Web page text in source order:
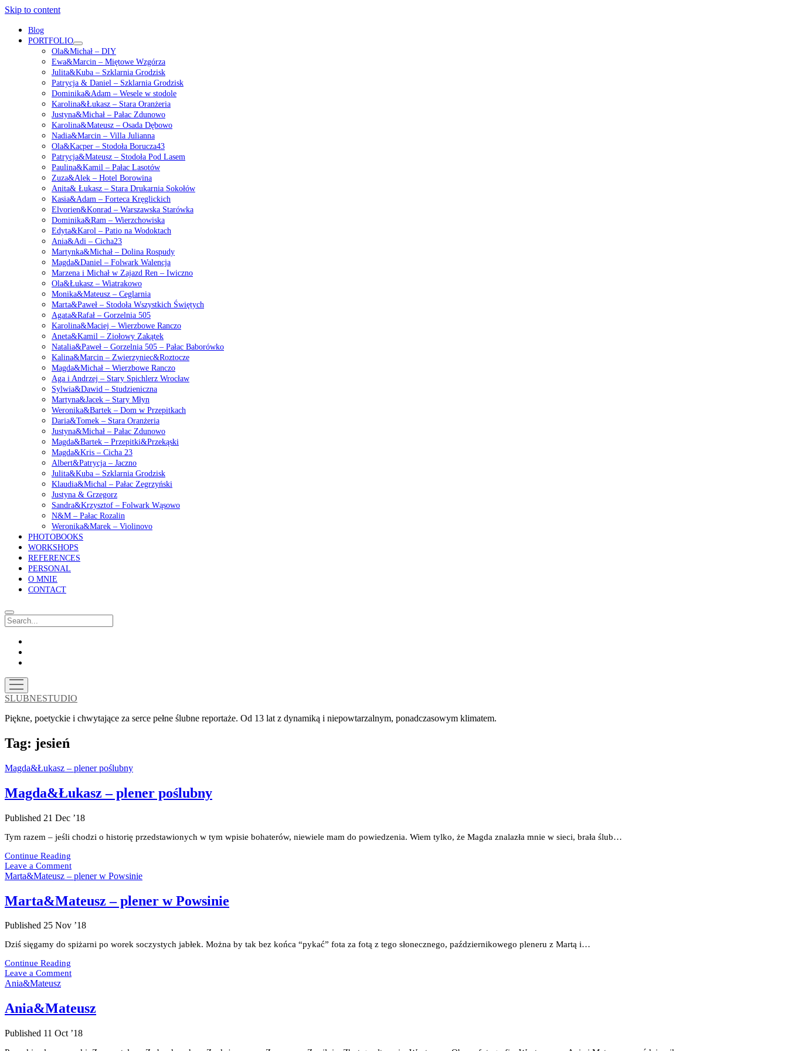
Skip to content
Blog
PORTFOLIO
open
menu
Ola&Michał – DIY
Ewa&Marcin – Miętowe Wzgórza
Julita&Kuba – Szklarnia Grodzisk
Patrycja & Daniel – Szklarnia Grodzisk
Dominika&Adam – Wesele w stodole
Karolina&Łukasz – Stara Oranżeria
Justyna&Michał – Pałac Zdunowo
Karolina&Mateusz – Osada Dębowo
Nadia&Marcin – Villa Julianna
Ola&Kacper – Stodoła Borucza43
Patrycja&Mateusz – Stodoła Pod Lasem
Paulina&Kamil – Pałac Lasotów
Zuza&Alek – Hotel Borowina
Anita& Łukasz – Stara Drukarnia Sokołów
Kasia&Adam – Forteca Kręglickich
Elvorien&Konrad – Warszawska Starówka
Dominika&Ram – Wierzchowiska
Edyta&Karol – Patio na Wodoktach
Ania&Adi – Cicha23
Martynka&Michał – Dolina Rospudy
Magda&Daniel – Folwark Walencja
Marzena i Michał w Zajazd Ren – Iwiczno
Ola&Łukasz – Wiatrakowo
Monika&Mateusz – Ceglarnia
Marta&Paweł – Stodoła Wszystkich Świętych
Agata&Rafał – Gorzelnia 505
Karolina&Maciej – Wierzbowe Ranczo
Aneta&Kamil – Ziołowy Zakątek
Natalia&Paweł – Gorzelnia 505 – Pałac Baborówko
Kalina&Marcin – Zwierzyniec&Roztocze
Magda&Michał – Wierzbowe Ranczo
Aga i Andrzej – Stary Spichlerz Wrocław
Sylwia&Dawid – Studzieniczna
Martyna&Jacek – Stary Młyn
Weronika&Bartek – Dom w Przepitkach
Daria&Tomek – Stara Oranżeria
Justyna&Michał – Pałac Zdunowo
Magda&Bartek – Przepitki&Przekąski
Magda&Kris – Cicha 23
Albert&Patrycja – Jaczno
Julita&Kuba – Szklarnia Grodzisk
Klaudia&Michal – Pałac Zegrzyński
Justyna & Grzegorz
Sandra&Krzysztof – Folwark Wąsowo
N&M – Pałac Rozalin
Weronika&Marek – Violinovo
PHOTOBOOKS
WORKSHOPS
REFERENCES
PERSONAL
O MNIE
CONTACT
Search
open
menu
SLUBNESTUDIO
Piękne, poetyckie i chwytające za serce pełne ślubne reportaże. Od 13 lat z dynamiką i niepowtarzalnym, ponadczasowym klimatem.
Tag: jesień
Magda&Łukasz – plener poślubny
Magda&Łukasz – plener poślubny
Published 21 Dec ’18
Tym razem – jeśli chodzi o historię przedstawionych w tym wpisie bohaterów, niewiele mam do powiedzenia. Wiem tylko, że Magda znalazła mnie w sieci, brała ślub…
Continue Reading
–
plener
Leave a Comment
Marta&Mateusz – plener w Powsinie
Marta&Mateusz – plener w Powsinie
Published 25 Nov ’18
Dziś sięgamy do spiżarni po worek soczystych jabłek. Można by tak bez końca “pykać” fota za fotą z tego słonecznego, październikowego pleneru z Martą i…
Continue Reading
–
Leave a Comment
Ania&Mateusz
Ania&Mateusz
Published 11 Oct ’18